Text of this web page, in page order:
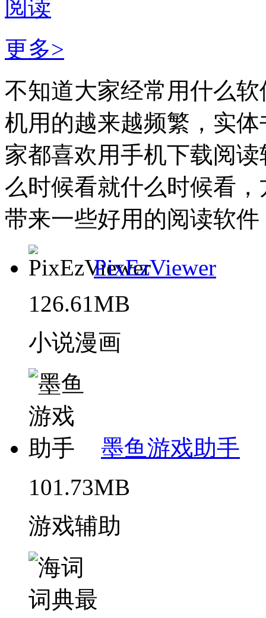
阅读
更多>
不知道大家经常用什么
机用的越来越频繁，实
家都喜欢用手机下载阅
么时候看就什么时候看
带来一些好用的阅读软
PixEzViewer
126.61MB
小说漫画
墨鱼游戏助手
101.73MB
游戏辅助